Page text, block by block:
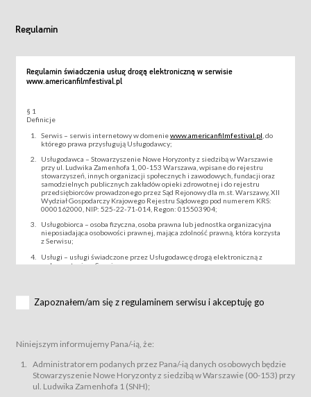
Regulamin
Regulamin świadczenia usług drogą elektroniczną w serwisie
www.americanfilmfestival.pl
§ 1
Definicje
Serwis – serwis internetowy w domeniewww.americanfilmfestival.pl , do
którego prawa przysługują Usługodawcy;
Usługodawca – Stowarzyszenie Nowe Horyzonty z siedzibą w Warszawie
przy ul. Ludwika Zamenhofa 1, 00-153 Warszawa, wpisane do rejestru
stowarzyszeń, innych organizacji społecznych i zawodowych, fundacji oraz
samodzielnych publicznych zakładów opieki zdrowotnej i do rejestru
przedsiębiorców prowadzonego przez Sąd Rejonowy dla m.st. Warszawy, XII
Wydział Gospodarczy Krajowego Rejestru Sądowego pod numerem KRS:
0000162000, NIP: 525-22-71-014, Regon: 015503904;
Usługobiorca – osoba fizyczna, osoba prawna lub jednostka organizacyjna
nieposiadająca osobowości prawnej, mająca zdolność prawną, która korzysta
z Serwisu;
Usługi – usługi świadczone przez Usługodawcę drogą elektroniczną z
wykorzystaniem Serwisu;
za pośrednictwem Serwisu;
podmiotom z branży mediów i filmowej (Akredytacje);
Bilety – wybrane dokumenty potwierdzające zawarcie umowy z
Usługodawcą i uprawniające do wzięcia udziału w Wydarzeniu,
przewidziane przez Usługodawcę dla danego Wydarzenia, tj. uprawniające
do uczestnictwa w wielu albo w pojedynczych seansach filmowych,
Zapoznałem/am się z regulaminem serwisu i akceptuję go
Niniejszym informujemy Pana/-ią, że:
Administratorem podanych przez Pana/-ią danych osobowych będzie
Stowarzyszenie Nowe Horyzonty z siedzibą w Warszawie (00-153) przy
ul. Ludwika Zamenhofa 1 (SNH);